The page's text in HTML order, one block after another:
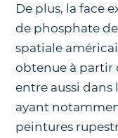
De plus, la face
de phosphate de
spatiale
obtenue à partir
entre aussi
ayant
peintures